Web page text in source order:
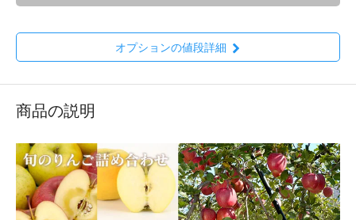
オプションの値段詳細
商品の説明